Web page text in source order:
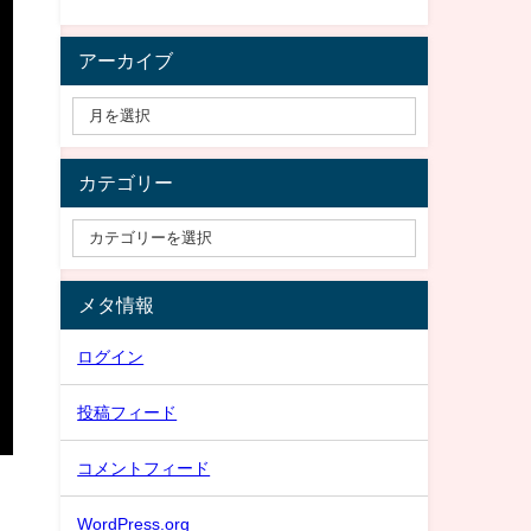
アーカイブ
カテゴリー
メタ情報
ログイン
投稿フィード
コメントフィード
WordPress.org